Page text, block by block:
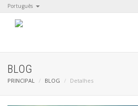
Português
BLOG
PRINCIPAL BLOG Detalhes